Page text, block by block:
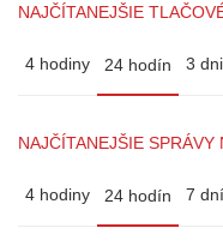
NAJČÍTANEJŠIE
4 hodiny 24 hodín 3 dni
NAJČÍTANEJŠIE SPRÁVY
4 hodiny 24 hodín 7 dní